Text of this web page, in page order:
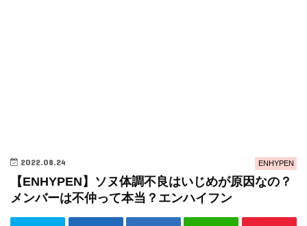
ENHYPEN
2022.08.24
【ENHYPEN】ソヌ体調不良はいじめが原因なの？
メンバーは不仲って本当？エンハイフン